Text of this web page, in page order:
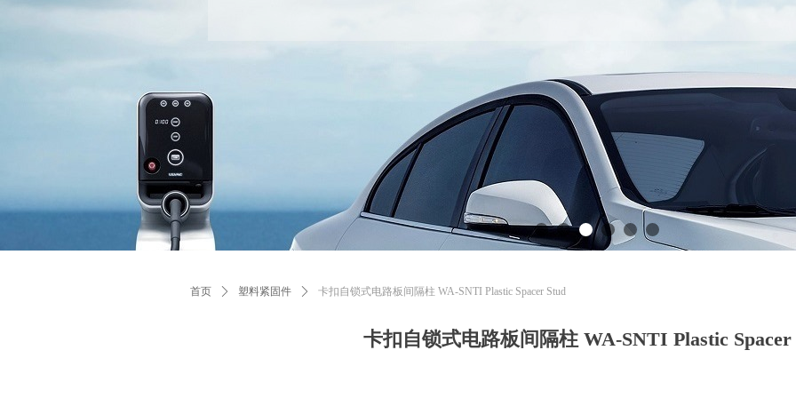
首页 ꄲ 塑料紧固件 ꄲ 卡扣自锁式电路板间隔柱 WA-SNTI Plastic Spacer Stud
卡扣自锁式电路板间隔柱 WA-SNTI Plastic Spacer